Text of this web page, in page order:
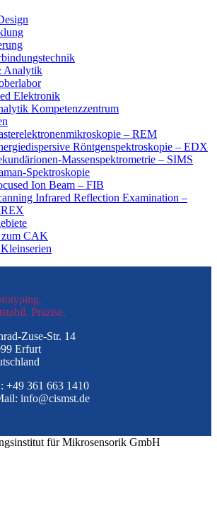
Analytik
Elektronik
Kompetenzzentrum
– REM
Röntgenspektroskopie – EDX
Massenspektrometrie – SIMS
Spektroskopie
Ion Beam – FIB
Infrared Reflection Examination –
CAK
Präzise.
Zuse-Str. 14
Erfurt
+49 361 663 1410
info@cismst.de
für Mikrosensorik GmbH